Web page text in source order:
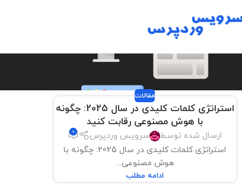
مقالات
استراتژی کلمات کلیدی در سال 2025: چگونه
با هوش مصنوعی رقابت کنید
ارسال شده توسط سرویس وردپرس 0
استراتژی کلمات کلیدی در سال 2025: چگونه با
هوش مصنوعی...
ادامه مطلب